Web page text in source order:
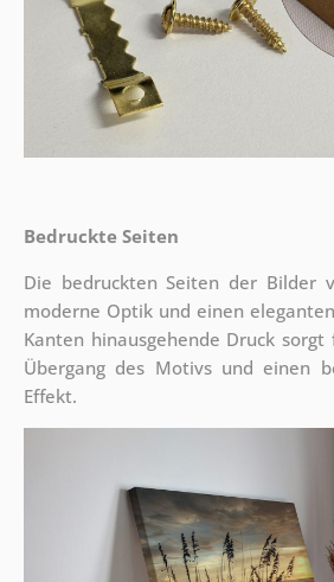
Bedruckte Seiten
Die bedruckten Seiten der Bilder
moderne Optik und einen
Kanten hinausgehende Druck
Übergang des Motivs und einen
Effekt.